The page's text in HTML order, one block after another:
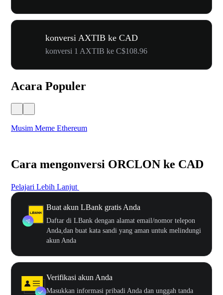
konversi AXTIB ke CAD
konversi 1 AXTIB ke C$108.96
Acara Populer
Musim Meme Ethereum
Cara mengonversi ORCLON ke CAD
Pelajari Lebih Lanjut
Buat akun LBank gratis Anda
Daftar di LBank dengan alamat email/nomor telepon
Anda,dan buat kata sandi yang aman untuk melindungi
akun Anda
Verifikasi akun Anda
Masukkan informasi pribadi Anda dan unggah tanda